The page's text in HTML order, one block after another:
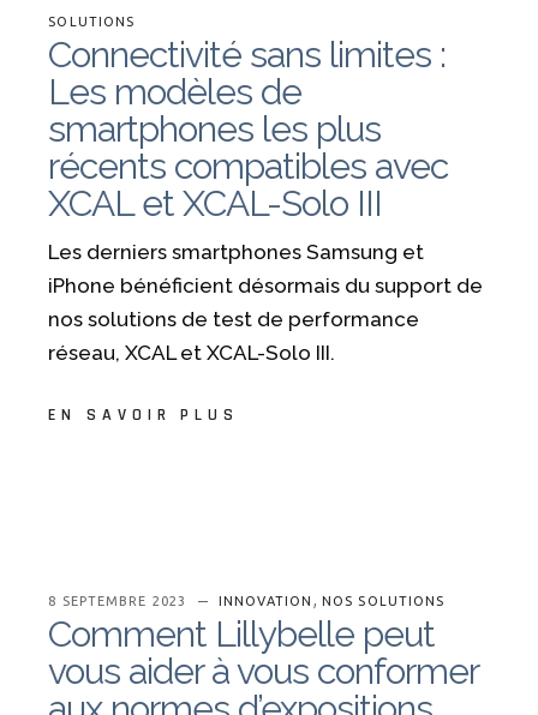
SOLUTIONS
Connectivité sans limites :
Les modèles de
smartphones les plus
récents compatibles avec
XCAL et XCAL-Solo III
Les derniers smartphones Samsung et
iPhone bénéficient désormais du support de
nos solutions de test de performance
réseau, XCAL et XCAL-Solo III.
EN SAVOIR PLUS
8 SEPTEMBRE 2023 INNOVATION ,NOS SOLUTIONS
Comment Lillybelle peut
vous aider à vous conformer